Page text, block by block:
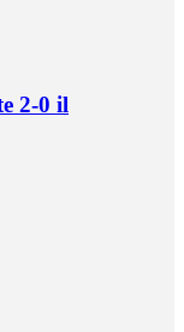
2-0 il